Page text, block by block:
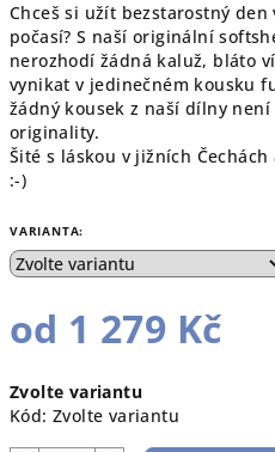
Chceš si užít bezstarostný
počasí? S naší originální
nerozhodí žádná kaluž, bláto
vynikat v jedinečném kousku
žádný kousek z naší dílny
originality.
Šité s láskou v jižních
:-)
VARIANTA:
od 1 279 Kč
cena:
Zvolte variantu
Kód: Zvolte variantu